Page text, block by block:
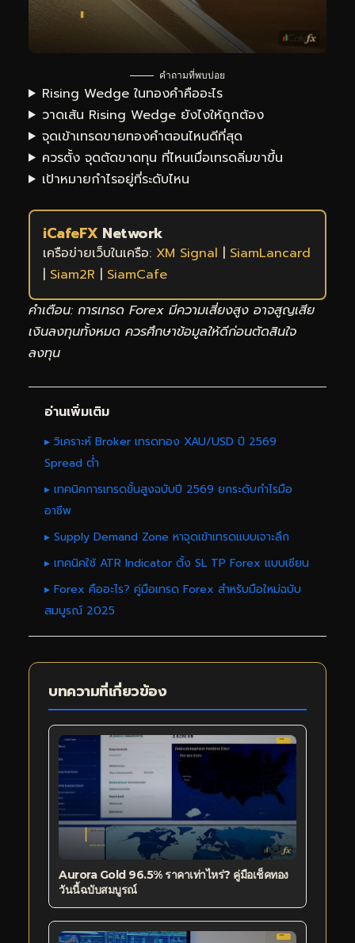
คำถามที่พบบ่อย
Rising Wedge ในทองคำคืออะไร
วาดเส้น Rising Wedge ยังไงให้ถูกต้อง
จุดเข้าเทรดขายทองคำตอนไหนดีที่สุด
ควรตั้ง จุดตัดขาดทุน ที่ไหนเมื่อเทรดลิ่มขาขึ้น
เป้าหมายกำไรอยู่ที่ระดับไหน
iCafeFX Network
เครือข่ายเว็บในเครือ: XM Signal | SiamLancard
| Siam2R | SiamCafe
คำเตือน: การเทรด Forex มีความเสี่ยงสูง อาจสูญเสีย
เงินลงทุนทั้งหมด ควรศึกษาข้อมูลให้ดีก่อนตัดสินใจ
ลงทุน
อ่านเพิ่มเติม
▸ วิเคราะห์ Broker เทรดทอง XAU/USD ปี 2569
Spread ต่ำ
▸ เทคนิคการเทรดขั้นสูงฉบับปี 2569 ยกระดับกำไรมือ
อาชีพ
▸ Supply Demand Zone หาจุดเข้าเทรดแบบเจาะลึก
▸ เทคนิคใช้ ATR Indicator ตั้ง SL TP Forex แบบเซียน
▸ Forex คืออะไร? คู่มือเทรด Forex สำหรับมือใหม่ฉบับ
สมบูรณ์ 2025
บทความที่เกี่ยวข้อง
Aurora Gold 96.5% ราคาเท่าไหร่? คู่มือเช็คทอง
วันนี้ฉบับสมบูรณ์